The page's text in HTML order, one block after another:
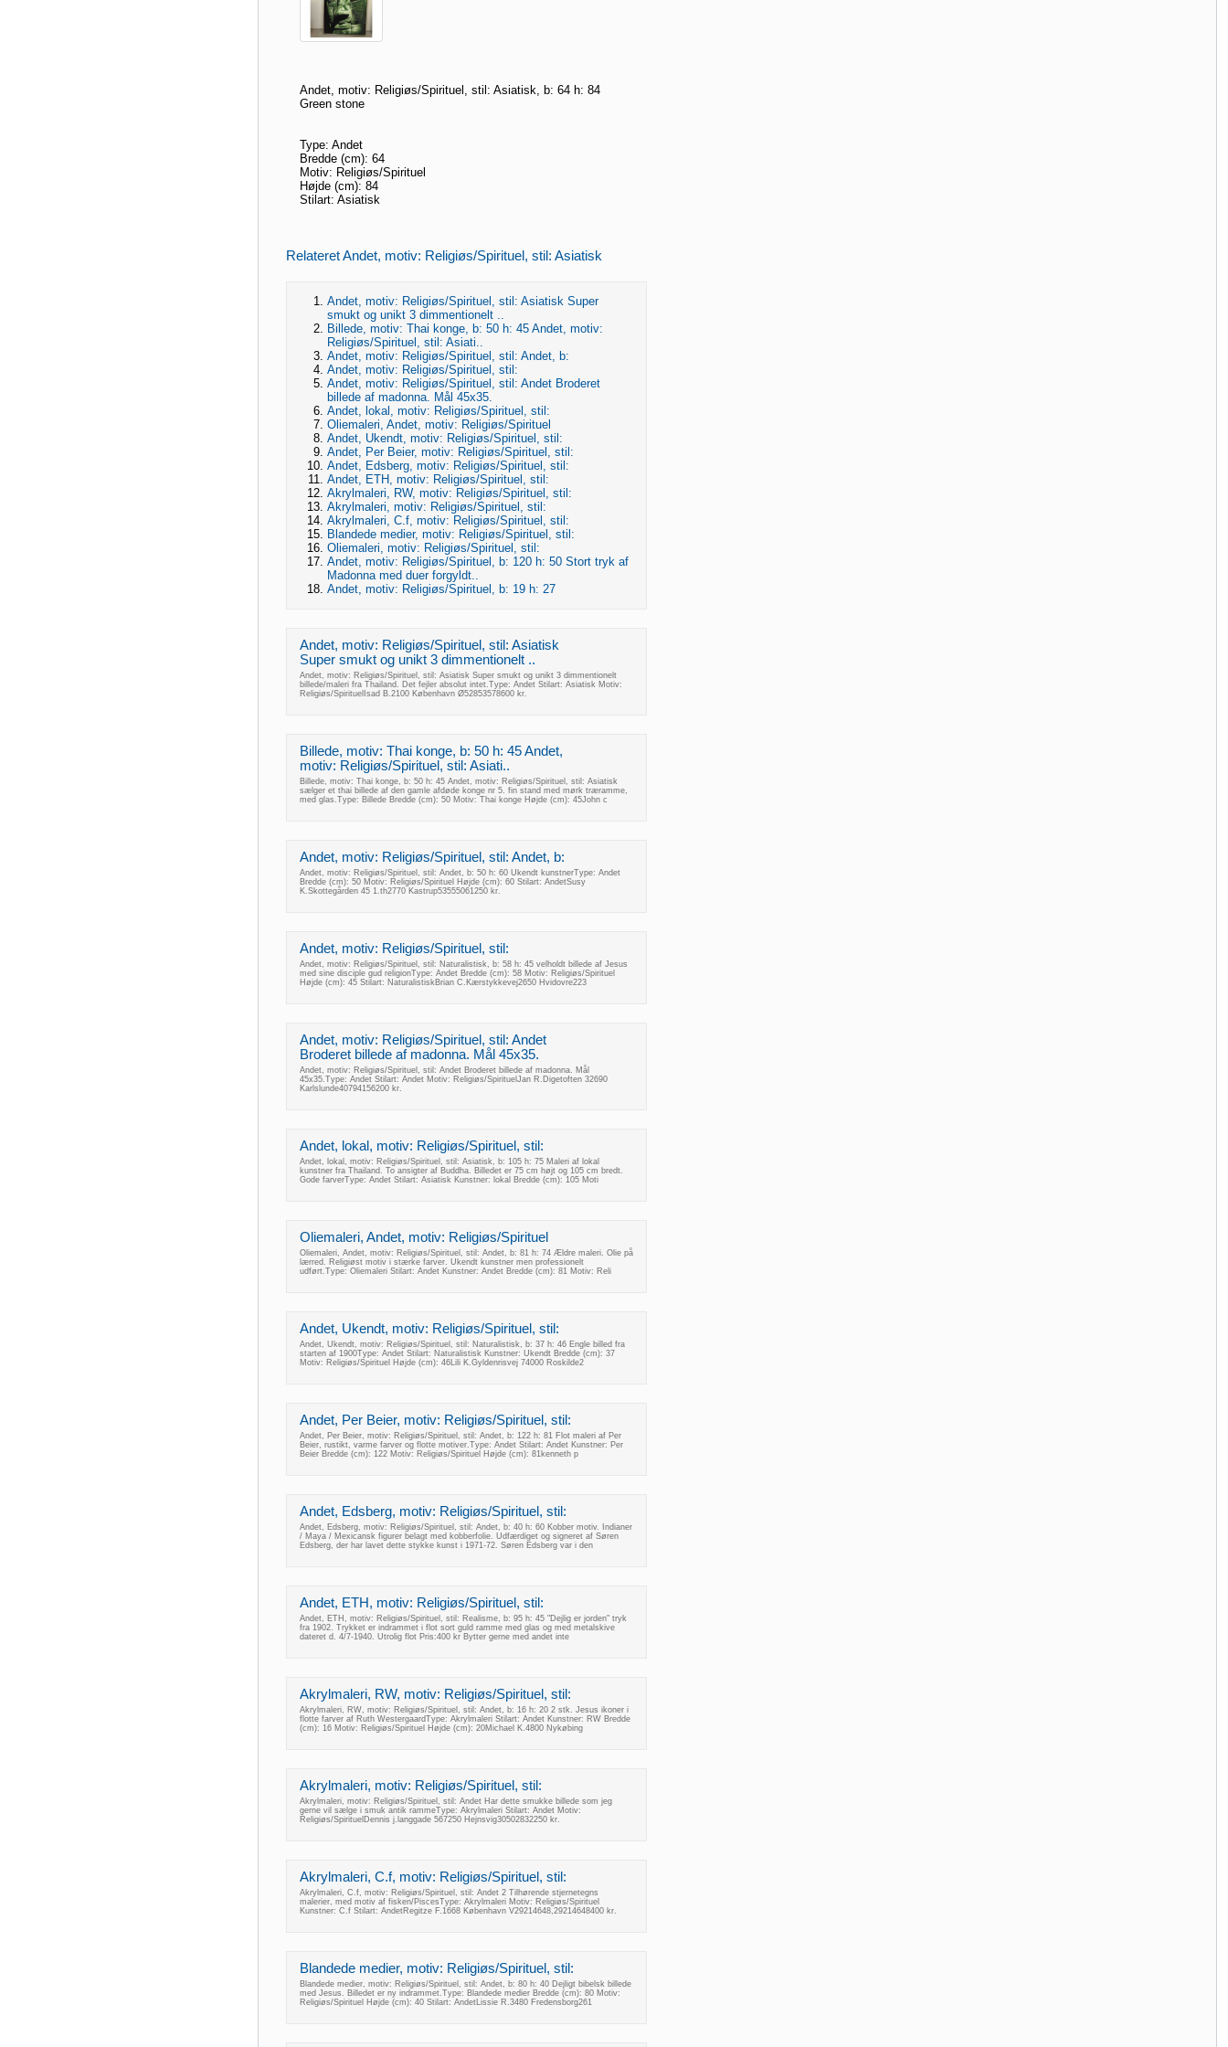
Andet, motiv: Religiøs/Spirituel, stil: Asiatisk, b: 64 h: 84
Green stone
Type: Andet
Bredde (cm): 64
Motiv: Religiøs/Spirituel
Højde (cm): 84
Stilart: Asiatisk
Relateret Andet, motiv: Religiøs/Spirituel, stil: Asiatisk
Andet, motiv: Religiøs/Spirituel, stil: Asiatisk Super
smukt og unikt 3 dimmentionelt ..
Billede, motiv: Thai konge, b: 50 h: 45 Andet, motiv:
Religiøs/Spirituel, stil: Asiati..
Andet, motiv: Religiøs/Spirituel, stil: Andet, b:
Andet, motiv: Religiøs/Spirituel, stil:
Andet, motiv: Religiøs/Spirituel, stil: Andet Broderet
billede af madonna. Mål 45x35.
Andet, lokal, motiv: Religiøs/Spirituel, stil:
Oliemaleri, Andet, motiv: Religiøs/Spirituel
Andet, Ukendt, motiv: Religiøs/Spirituel, stil:
Andet, Per Beier, motiv: Religiøs/Spirituel, stil:
Andet, Edsberg, motiv: Religiøs/Spirituel, stil:
Andet, ETH, motiv: Religiøs/Spirituel, stil:
Akrylmaleri, RW, motiv: Religiøs/Spirituel, stil:
Akrylmaleri, motiv: Religiøs/Spirituel, stil:
Akrylmaleri, C.f, motiv: Religiøs/Spirituel, stil:
Blandede medier, motiv: Religiøs/Spirituel, stil:
Oliemaleri, motiv: Religiøs/Spirituel, stil:
Andet, motiv: Religiøs/Spirituel, b: 120 h: 50 Stort tryk af
Madonna med duer forgyldt..
Andet, motiv: Religiøs/Spirituel, b: 19 h: 27
Andet, motiv: Religiøs/Spirituel, stil: Asiatisk
Super smukt og unikt 3 dimmentionelt ..
Andet, motiv: Religiøs/Spirituel, stil: Asiatisk Super smukt og unikt 3 dimmentionelt
billede/maleri fra Thailand. Det fejler absolut intet.Type: Andet Stilart: Asiatisk Motiv:
Religiøs/SpirituelIsad B.2100 København Ø52853578600 kr.
Billede, motiv: Thai konge, b: 50 h: 45 Andet,
motiv: Religiøs/Spirituel, stil: Asiati..
Billede, motiv: Thai konge, b: 50 h: 45 Andet, motiv: Religiøs/Spirituel, stil: Asiatisk
sælger et thai billede af den gamle afdøde konge nr 5. fin stand med mørk træramme,
med glas.Type: Billede Bredde (cm): 50 Motiv: Thai konge Højde (cm): 45John c
Andet, motiv: Religiøs/Spirituel, stil: Andet, b:
Andet, motiv: Religiøs/Spirituel, stil: Andet, b: 50 h: 60 Ukendt kunstnerType: Andet
Bredde (cm): 50 Motiv: Religiøs/Spirituel Højde (cm): 60 Stilart: AndetSusy
K.Skottegården 45 1.th2770 Kastrup53555061250 kr.
Andet, motiv: Religiøs/Spirituel, stil:
Andet, motiv: Religiøs/Spirituel, stil: Naturalistisk, b: 58 h: 45 velholdt billede af Jesus
med sine disciple gud religionType: Andet Bredde (cm): 58 Motiv: Religiøs/Spirituel
Højde (cm): 45 Stilart: NaturalistiskBrian C.Kærstykkevej2650 Hvidovre223
Andet, motiv: Religiøs/Spirituel, stil: Andet
Broderet billede af madonna. Mål 45x35.
Andet, motiv: Religiøs/Spirituel, stil: Andet Broderet billede af madonna. Mål
45x35.Type: Andet Stilart: Andet Motiv: Religiøs/SpirituelJan R.Digetoften 32690
Karlslunde40794156200 kr.
Andet, lokal, motiv: Religiøs/Spirituel, stil:
Andet, lokal, motiv: Religiøs/Spirituel, stil: Asiatisk, b: 105 h: 75 Maleri af lokal
kunstner fra Thailand. To ansigter af Buddha. Billedet er 75 cm højt og 105 cm bredt.
Gode farverType: Andet Stilart: Asiatisk Kunstner: lokal Bredde (cm): 105 Moti
Oliemaleri, Andet, motiv: Religiøs/Spirituel
Oliemaleri, Andet, motiv: Religiøs/Spirituel, stil: Andet, b: 81 h: 74 Ældre maleri. Olie på
lærred. Religiøst motiv i stærke farver. Ukendt kunstner men professionelt
udført.Type: Oliemaleri Stilart: Andet Kunstner: Andet Bredde (cm): 81 Motiv: Reli
Andet, Ukendt, motiv: Religiøs/Spirituel, stil:
Andet, Ukendt, motiv: Religiøs/Spirituel, stil: Naturalistisk, b: 37 h: 46 Engle billed fra
starten af 1900Type: Andet Stilart: Naturalistisk Kunstner: Ukendt Bredde (cm): 37
Motiv: Religiøs/Spirituel Højde (cm): 46Lili K.Gyldenrisvej 74000 Roskilde2
Andet, Per Beier, motiv: Religiøs/Spirituel, stil:
Andet, Per Beier, motiv: Religiøs/Spirituel, stil: Andet, b: 122 h: 81 Flot maleri af Per
Beier, rustikt, varme farver og flotte motiver.Type: Andet Stilart: Andet Kunstner: Per
Beier Bredde (cm): 122 Motiv: Religiøs/Spirituel Højde (cm): 81kenneth p
Andet, Edsberg, motiv: Religiøs/Spirituel, stil:
Andet, Edsberg, motiv: Religiøs/Spirituel, stil: Andet, b: 40 h: 60 Kobber motiv. Indianer
/ Maya / Mexicansk figurer belagt med kobberfolie. Udfærdiget og signeret af Søren
Edsberg, der har lavet dette stykke kunst i 1971-72. Søren Edsberg var i den
Andet, ETH, motiv: Religiøs/Spirituel, stil:
Andet, ETH, motiv: Religiøs/Spirituel, stil: Realisme, b: 95 h: 45 "Dejlig er jorden" tryk
fra 1902. Trykket er indrammet i flot sort guld ramme med glas og med metalskive
dateret d. 4/7-1940. Utrolig flot Pris:400 kr Bytter gerne med andet inte
Akrylmaleri, RW, motiv: Religiøs/Spirituel, stil:
Akrylmaleri, RW, motiv: Religiøs/Spirituel, stil: Andet, b: 16 h: 20 2 stk. Jesus ikoner i
flotte farver af Ruth WestergaardType: Akrylmaleri Stilart: Andet Kunstner: RW Bredde
(cm): 16 Motiv: Religiøs/Spirituel Højde (cm): 20Michael K.4800 Nykøbing
Akrylmaleri, motiv: Religiøs/Spirituel, stil:
Akrylmaleri, motiv: Religiøs/Spirituel, stil: Andet Har dette smukke billede som jeg
gerne vil sælge i smuk antik rammeType: Akrylmaleri Stilart: Andet Motiv:
Religiøs/SpirituelDennis j.langgade 567250 Hejnsvig30502832250 kr.
Akrylmaleri, C.f, motiv: Religiøs/Spirituel, stil:
Akrylmaleri, C.f, motiv: Religiøs/Spirituel, stil: Andet 2 Tilhørende stjernetegns
malerier, med motiv af fisken/PiscesType: Akrylmaleri Motiv: Religiøs/Spirituel
Kunstner: C.f Stilart: AndetRegitze F.1668 København V29214648,29214648400 kr.
Blandede medier, motiv: Religiøs/Spirituel, stil:
Blandede medier, motiv: Religiøs/Spirituel, stil: Andet, b: 80 h: 40 Dejligt bibelsk billede
med Jesus. Billedet er ny indrammet.Type: Blandede medier Bredde (cm): 80 Motiv:
Religiøs/Spirituel Højde (cm): 40 Stilart: AndetLissie R.3480 Fredensborg261